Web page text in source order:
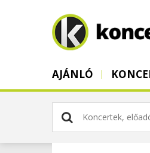
AJÁNLÓ